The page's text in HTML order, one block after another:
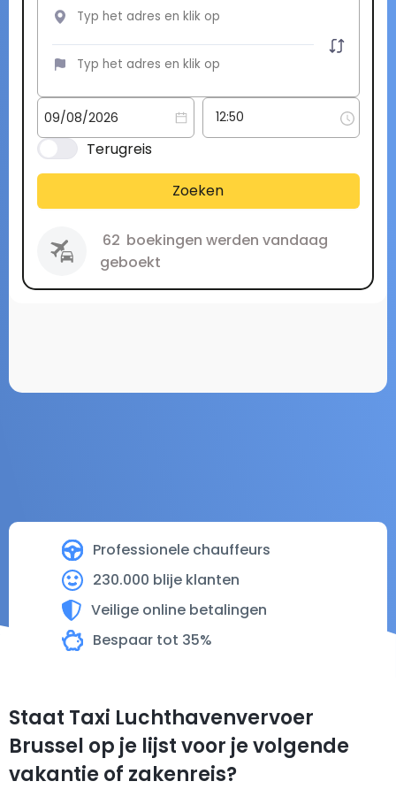
Professionele chauffeurs
230.000 blije klanten
Veilige online betalingen
Bespaar tot 35%
Terugreis
Zoeken
62 boekingen werden vandaag
geboekt
Staat Taxi Luchthavenvervoer
Brussel op je lijst voor je volgende
vakantie of zakenreis?